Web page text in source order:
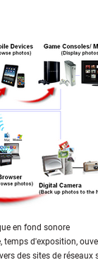
en fond sonore
d'exposition,
des sites de réseaux